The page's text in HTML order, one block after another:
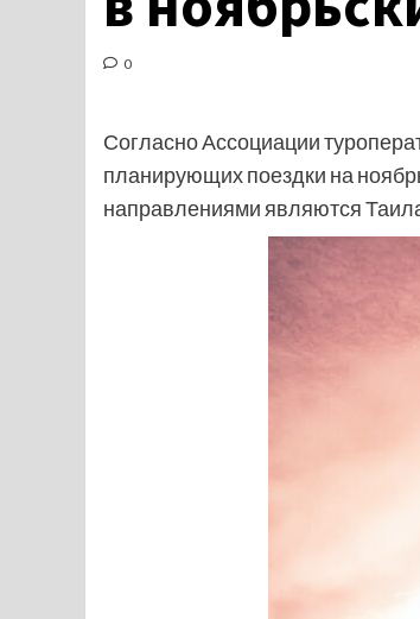
0
Согласно Ассоциации
планирующих поездки на
направлениями являются